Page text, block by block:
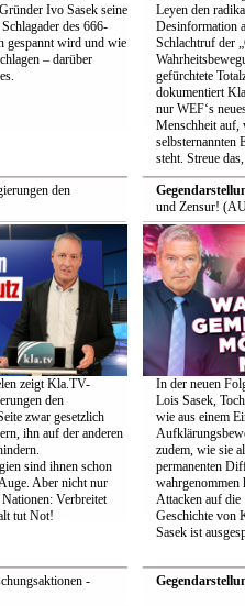
Ivo Sasek seine
des 666-
gespannt wird und wie
– darüber
Leyen den
Desinformation
Schlachtruf der
gefürchtete
dokumentiert
nur WEF‘s
Menschheit auf,
selbsternannten
steht. Streue
den
zeigt Kla.TV-
den
zwar gesetzlich
ihn auf der anderen
sind ihnen schon
Aber nicht nur
Verbreitet
tut Not!
und Zensur!
In der neuen
Lois Sasek,
wie aus einem
zudem, wie sie
permanenten
wahrgenommen
Attacken auf
Geschichte von
Sasek ist
-